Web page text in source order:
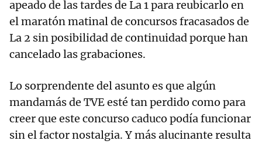
apeado de las tardes de La 1 para reubicarlo en
el maratón matinal de concursos fracasados de
La 2 sin posibilidad de continuidad porque han
cancelado las grabaciones.
Lo sorprendente del asunto es que algún
mandamás de TVE esté tan perdido como para
creer que este concurso caduco podía funcionar
sin el factor nostalgia. Y más alucinante resulta